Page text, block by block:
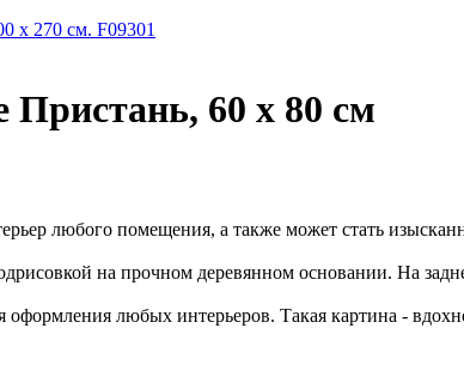
x 270 см. F09301
Пристань, 60 х 80 см
любого помещения, а также может стать
на прочном деревянном основании. На
оформления любых интерьеров. Такая картина -